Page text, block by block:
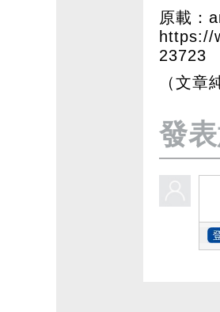
原載：
https://
23723
（文章
發